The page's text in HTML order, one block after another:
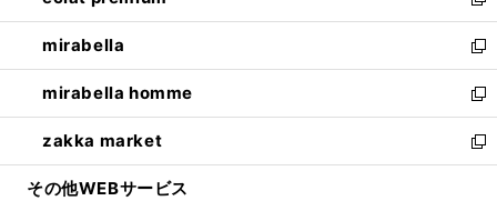
開
く
ウ
で
開
く
ン
ド
ウ
で
開
く
ウ
ィ
ン
ド
ウ
で
開
し
い
ウ
ィ
ン
ド
ウ
mirabella
新
し
い
ウ
ィ
ン
mirabella homme
新
し
い
ウ
zakka market
新
し
その他WEBサービス